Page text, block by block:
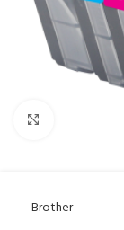
Brother